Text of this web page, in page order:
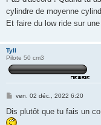
cylindre de moyenne
Et faire du low ride sur
Tyll
Pilote 50 cm3
M
s
s
ven. 02 déc., 2022 6:20
Dis plutôt que tu fais un